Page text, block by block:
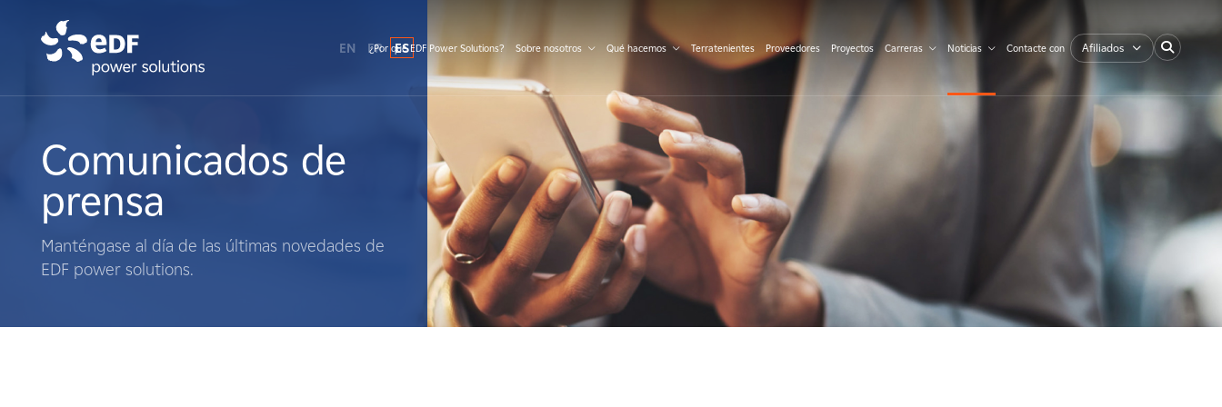
Qué hacemos
Terratenientes
EN FR ES
¿Por qué EDF Power Solutions? Sobre nosotros Qué hacemos Terratenientes Proveedores Proyectos Carreras Noticias Contacte con Afiliados
Comunicados de
prensa
Manténgase al día de las últimas novedades de
EDF power solutions.